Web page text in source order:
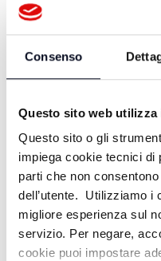
Consenso
Questo sito web utilizza
Questo sito o gli
impiega cookie tecnici di
parti che non
dell’utente. Utilizziamo i
migliore esperienza sul
servizio. Per negare,
cookie puoi impostare
#FOCUS /